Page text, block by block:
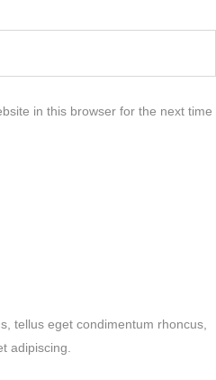
in this browser for the next time
tellus eget condimentum rhoncus,
adipiscing.